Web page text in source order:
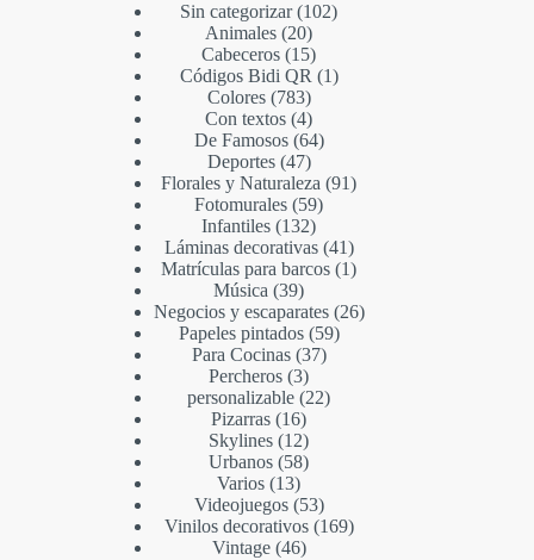
Sin categorizar 102
Animales 20
Cabeceros 15
Códigos Bidi QR
1
Colores 783
Con textos 4
De Famosos 64
Deportes 47
Florales y Naturaleza 91
Fotomurales 59
Infantiles 132
Láminas decorativas 41
Matrículas para barcos 1
Música 39
Negocios y escaparates 26
Papeles pintados 59
Para Cocinas 37
Percheros 3
personalizable 22
Pizarras 16
Skylines 12
Urbanos 58
Varios 13
Videojuegos 53
Vinilos decorativos 169
Vintage 46